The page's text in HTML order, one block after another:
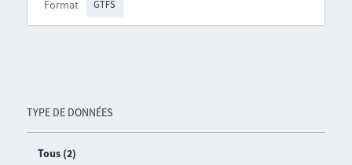
TYPE DE DONNÉES
Tous (2)
Format GTFS